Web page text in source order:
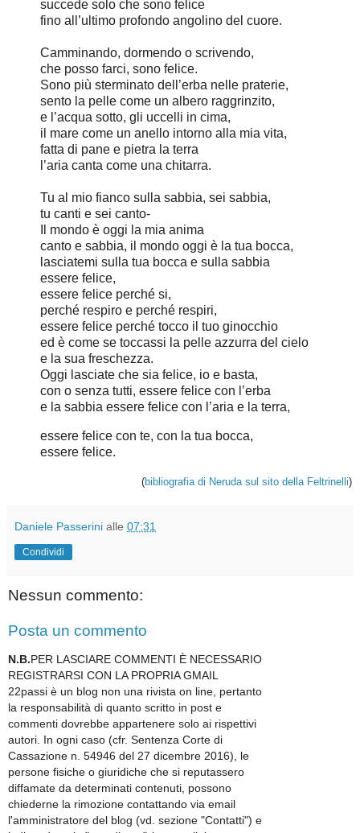
succede solo che sono felice
fino all’ultimo profondo angolino del cuore.
Camminando, dormendo o scrivendo,
che posso farci, sono felice.
Sono più sterminato dell’erba nelle praterie,
sento la pelle come un albero raggrinzito,
e l’acqua sotto, gli uccelli in cima,
il mare come un anello intorno alla mia vita,
fatta di pane e pietra la terra
l’aria canta come una chitarra.
Tu al mio fianco sulla sabbia, sei sabbia,
tu canti e sei canto-
Il mondo è oggi la mia anima
canto e sabbia, il mondo oggi è la tua bocca,
lasciatemi sulla tua bocca e sulla sabbia
essere felice,
essere felice perché si,
perché respiro e perché respiri,
essere felice perché tocco il tuo ginocchio
ed è come se toccassi la pelle azzurra del cielo
e la sua freschezza.
Oggi lasciate che sia felice, io e basta,
con o senza tutti, essere felice con l’erba
e la sabbia essere felice con l’aria e la terra,
essere felice con te, con la tua bocca,
essere felice.
(bibliografia di Neruda sul sito della Feltrinelli)
Daniele Passerini alle 07:31
Condividi
Nessun commento:
Posta un commento
N.B.PER LASCIARE COMMENTI È NECESSARIO
REGISTRARSI CON LA PROPRIA GMAIL
22passi è un blog non una rivista on line, pertanto
la responsabilità di quanto scritto in post e
commenti dovrebbe appartenere solo ai rispettivi
autori. In ogni caso (cfr. Sentenza Corte di
Cassazione n. 54946 del 27 dicembre 2016), le
persone fisiche o giuridiche che si reputassero
diffamate da determinati contenuti, possono
chiederne la rimozione contattando via email
l'amministratore del blog (vd. sezione "Contatti") e